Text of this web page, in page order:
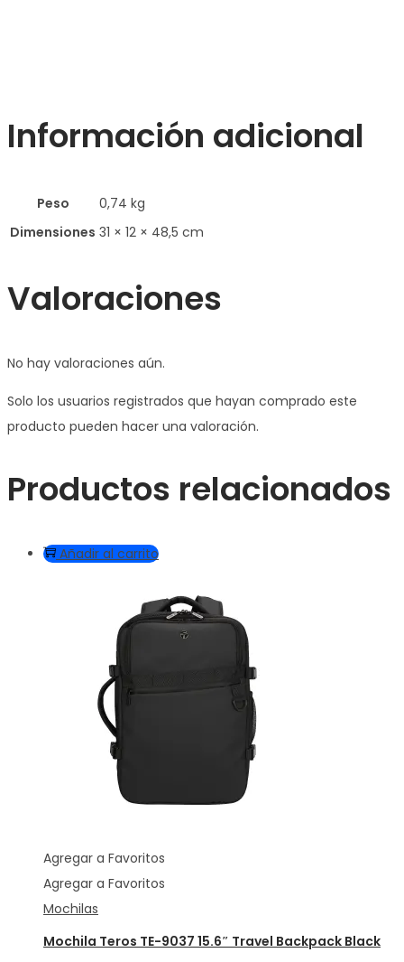
Información adicional
Peso
0,74 kg
Dimensiones 31 × 12 × 48,5 cm
Valoraciones
No hay valoraciones aún.
Solo los usuarios registrados que hayan comprado este
producto pueden hacer una valoración.
Productos relacionados
Añadir al carrito
Agregar a Favoritos
Agregar a Favoritos
Mochilas
Mochila Teros TE-9037 15.6″ Travel Backpack Black